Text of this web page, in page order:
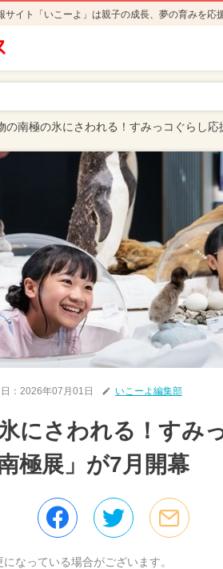
サイト「いこーよ」は親子の成長、夢の育みを応
の南極の氷にさわれる！すみっコぐらし
： 2026年07月01日 いこーよ編集部
にさわれる！すみ
極展」が7月開幕
なっている場合がございます。